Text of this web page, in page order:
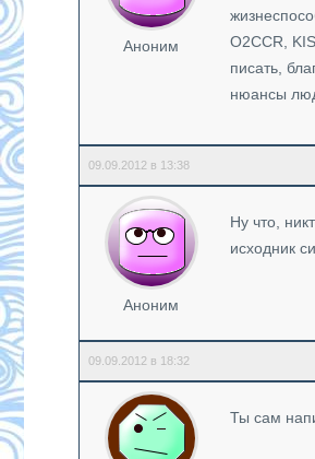
Аноним
О2CCR,
писать,
нюансы
09.09.2012 в 13:38
Аноним
Ну что,
исходник
09.09.2012 в 18:32
Ты сам